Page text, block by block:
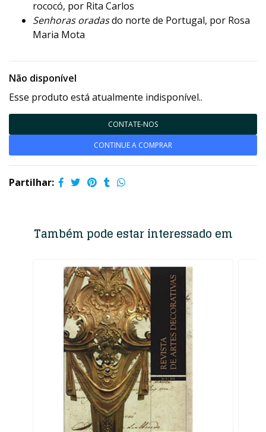
rococó, por Rita Carlos
Senhoras oradasdo norte de Portugal, por Rosa
Maria Mota
Não disponível
Esse produto está atualmente indisponível..
CONTATE-NOS
CONTINUE A COMPRAR
Partilhar:
Também pode estar interessado em